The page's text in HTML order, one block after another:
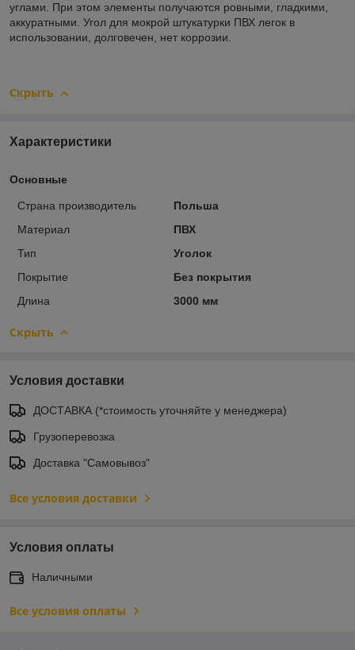
углами. При этом элементы получаются ровными, гладкими,
аккуратными. Угол для мокрой штукатурки ПВХ легок в
использовании, долговечен, нет коррозии.
Скрыть
Характеристики
Основные
Страна производитель
Польша
Материал
ПВХ
Тип
Уголок
Покрытие
Без покрытия
Длина
3000 мм
Скрыть
Условия доставки
ДОСТАВКА (*стоимость уточняйте у менеджера)
Грузоперевозка
Доставка "Самовывоз"
Все условия доставки
Условия оплаты
Наличными
Все условия оплаты